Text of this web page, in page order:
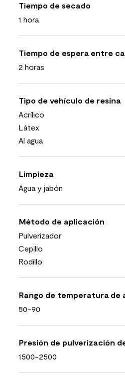
Tiempo de secado
1 hora
Tiempo de espera entre
2 horas
Tipo de vehículo de resina
Acrílico
Látex
Al agua
Limpieza
Agua y jabón
Método de aplicación
Pulverizador
Cepillo
Rodillo
Rango de temperatura de
50-90
Presión de pulverización
1500-2500